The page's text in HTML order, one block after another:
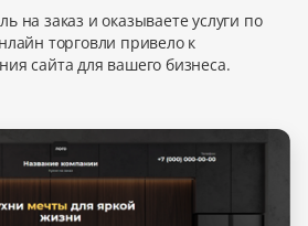
на заказ и оказываете услуги по
торговли привело к
сайта для вашего бизнеса.